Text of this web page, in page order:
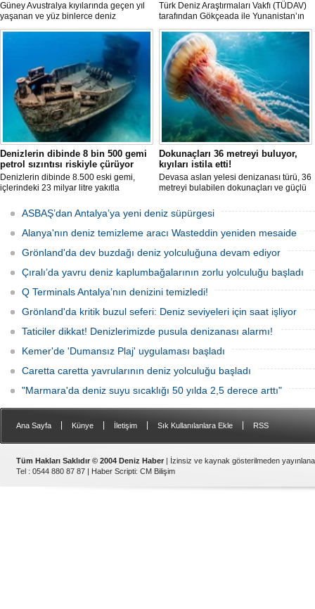
Güney Avustralya kıyılarında geçen yıl
yaşanan ve yüz binlerce deniz
canlısının ölümüne yol açan çevre
felaketinin arkasındaki yosun türü
incelendi. Araştırmacılar, söz konusu
mikroalgin bugüne kadar incelenen
türler arasında en zehirli örnek
olduğunu ortaya çıkardı.
Türk Deniz Araştırmaları Vakfı (TÜDAV)
tarafından Gökçeada ile Yunanistan’ın
Semadirek Adası arasında yürütülen
araştırmada, Türkiye kara sularında 70
ila 120 metre derinlikte ve 2
kilometreden fazla uzunlukta, Ege
Denizi’ndeki en büyük mercan ormanı
keşfedildi.
Denizlerin dibinde 8 bin 500 gemi
petrol sızıntısı riskiyle çürüyor
Denizlerin dibinde 8.500 eski gemi,
içlerindeki 23 milyar litre yakıtla
enkazlardan olası petrol sızıntılarının
deniz ekosistemleri için büyük bir tehdit
oluşturduğunu belirtiyor.
Dokunaçları 36 metreyi buluyor,
kıyıları istila etti!
Devasa aslan yelesi denizanası türü, 36
metreyi bulabilen dokunaçları ve güçlü
akıntıların bu olağan dışı yoğunluğa
neden olduğunu belirtiyor.
ASBAŞ’dan Antalya’ya yeni deniz süpürgesi
Alanya'nın deniz temizleme aracı Wasteddin yeniden mesaide
Grönland'da dev buzdağı deniz yolculuğuna devam ediyor
Çıralı’da yavru deniz kaplumbağalarının zorlu yolculuğu başladı
Q Terminals Antalya’nın denizini temizledi!
Grönland'da kritik buzul seferi: Deniz seviyeleri için saat işliyor
Taticiler dikkat! Denizlerimizde pusula denizanası alarmı!
Kemer'de 'Dumansız Plaj' uygulaması başladı
Caretta caretta yavrularının deniz yolculuğu başladı
"Marmara'da deniz suyu sıcaklığı 50 yılda 2,5 derece arttı"
Ana Sayfa Künye İletişim Sık Kullanılanlara Ekle RSS
Tüm Hakları Saklıdır © 2004 Deniz Haber | İzinsiz ve kaynak gösterilmeden
Tel : 0544 880 87 87 | Haber Scripti: CM Bilişim